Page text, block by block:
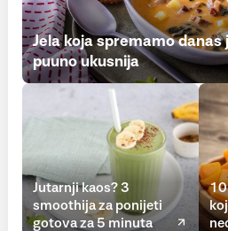
Jela koja spremamo
puuno ukusnija
Jutarnji kaos? 3
smoothija za ponijeti
gotova za 5 minuta
10